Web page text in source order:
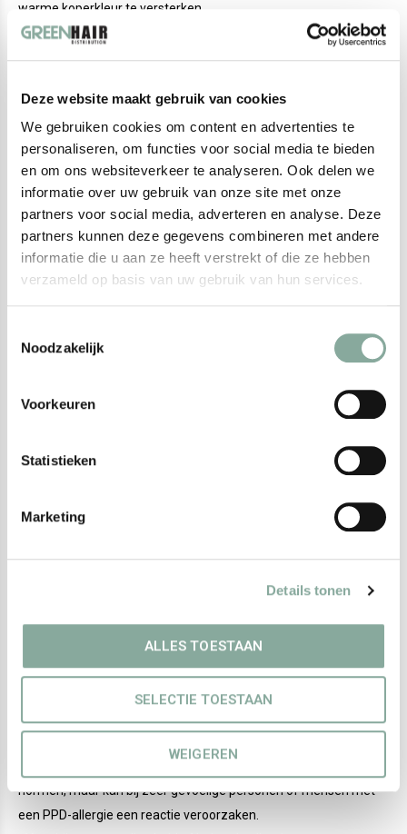
Deze website maakt gebruik van cookies
We gebruiken cookies om content en advertenties te
personaliseren, om functies voor social media te bieden
en om ons websiteverkeer te analyseren. Ook delen we
informatie over uw gebruik van onze site met onze
partners voor social media, adverteren en analyse. Deze
partners kunnen deze gegevens combineren met andere
informatie die u aan ze heeft verstrekt of die ze hebben
verzameld op basis van uw gebruik van hun services.
Noodzakelijk
Voorkeuren
Statistieken
Marketing
Details tonen
ALLES TOESTAAN
SELECTIE TOESTAAN
WEIGEREN
warme koperkleur te versterken.
Juli kan zowel zelfstandig als in combinatie met andere Bio Hair
heldere koperrode tint, terwijl op donker haar warme mahonie-
tot chocoladebruine nuances zichtbaar worden. Binnen het Bio
Hair kleurensysteem is Juli daarnaast geschikt als
voorpigmentatie bij een dubbele kleuring om diepere bruine
tinten op te bouwen.
Gebruik
• Gebruik Juli afzonderlijk voor een warme koperrode
afhankelijk van de gewenste intensiteit.
oranje kleur.
haar.
• Kan als eerste stap worden gebruikt bij een dubbele kleuring,
gevolgd door Bio Hair December of Januari voor diep
kleurmethodiek.
Goed om te weten
normen, maar kan bij zeer gevoelige personen of mensen met
een PPD-allergie een reactie veroorzaken.